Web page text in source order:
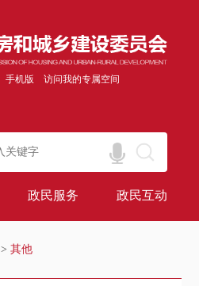
手机版 访问我的专属空间
政民服务 政民互动
>其他